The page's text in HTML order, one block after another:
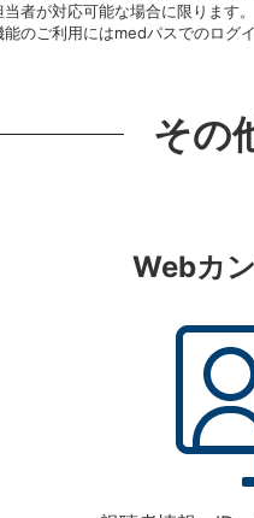
者が対応可能な場合に限ります。
能のご利用にはmedパスでのログ
その
Webカ